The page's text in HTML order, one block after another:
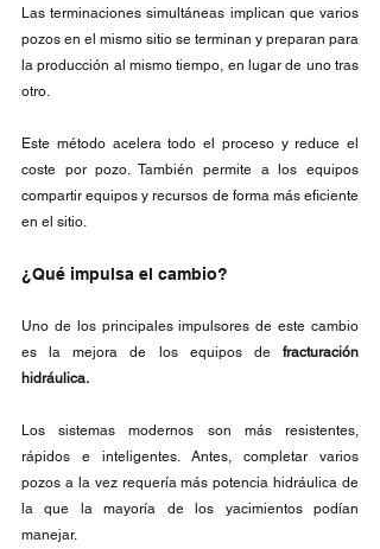
Las terminaciones simultáneas implican que varios
pozos en el mismo sitio se terminan y preparan para
la producción al mismo tiempo, en lugar de uno tras
otro.
Este método acelera todo el proceso y reduce el
coste por pozo. También permite a los equipos
compartir equipos y recursos de forma más eficiente
en el sitio.
¿Qué impulsa el cambio?
Uno de los principales impulsores de este cambio
es la mejora de los equipos de fracturación
hidráulica.
Los sistemas modernos son más resistentes,
rápidos e inteligentes. Antes, completar varios
pozos a la vez requería más potencia hidráulica de
la que la mayoría de los yacimientos podían
manejar.